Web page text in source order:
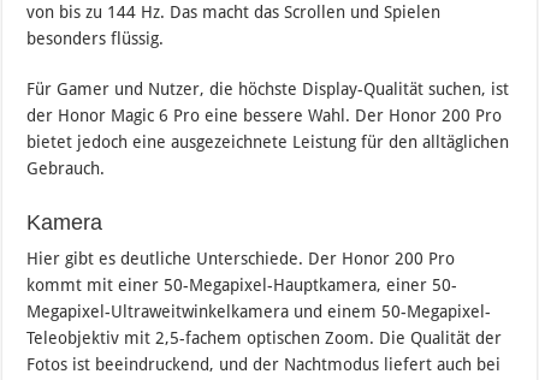
von bis zu 144 Hz. Das macht das Scrollen und Spielen
besonders flüssig.
Für Gamer und Nutzer, die höchste Display-Qualität suchen, ist
der Honor Magic 6 Pro eine bessere Wahl. Der Honor 200 Pro
bietet jedoch eine ausgezeichnete Leistung für den alltäglichen
Gebrauch.
Kamera
Hier gibt es deutliche Unterschiede. Der Honor 200 Pro
kommt mit einer 50-Megapixel-Hauptkamera, einer 50-
Megapixel-Ultraweitwinkelkamera und einem 50-Megapixel-
Teleobjektiv mit 2,5-fachem optischen Zoom. Die Qualität der
Fotos ist beeindruckend, und der Nachtmodus liefert auch bei